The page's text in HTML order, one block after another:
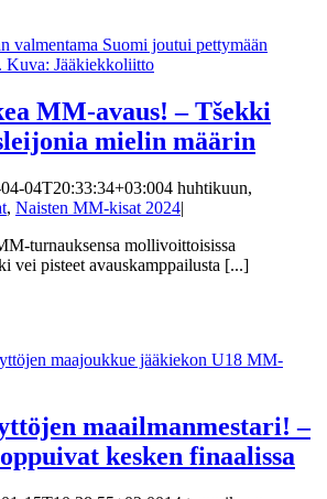
MM-avaus! – Tšekki
mielin määrin
04T20:33:34+03:004 huhtikuun,
, Naisten MM-kisat 2024|
turnauksensa mollivoittoisissa
vei pisteet avauskamppailusta [...]
maailmanmestari! –
kesken finaalissa